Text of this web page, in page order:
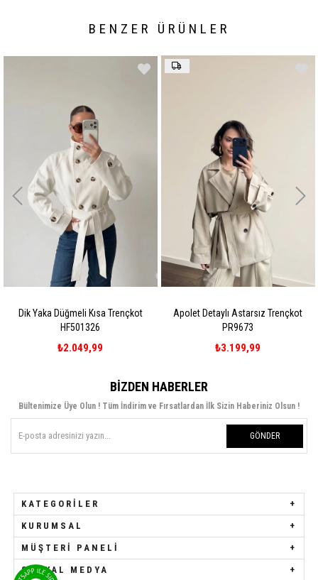
BENZER ÜRÜNLER
Dik Yaka Düğmeli Kısa Trençkot
HF501326
₺2.049,99
Apolet Detaylı Astarsız Trençkot
PR9673
₺3.199,99
BIZDEN HABERLER
Bültenimize Üye Olun ! Tüm İndirim ve Fırsatlardan İlk Sizin Haberiniz Olsun !
GÖNDER
KATEGORILER
KURUMSAL
MÜŞTERI PANELI
SOSYAL MEDYA